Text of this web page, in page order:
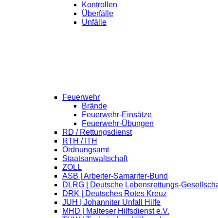
Kontrollen
Überfälle
Unfälle
Feuerwehr
Brände
Feuerwehr-Einsätze
Feuerwehr-Übungen
RD / Rettungsdienst
RTH / ITH
Ordnungsamt
Staatsanwaltschaft
ZOLL
ASB | Arbeiter-Samariter-Bund
DLRG | Deutsche Lebensrettungs-
DRK | Deutsches Rotes Kreuz
JUH | Johanniter Unfall Hilfe
MHD | Malteser Hilfsdienst e.V.